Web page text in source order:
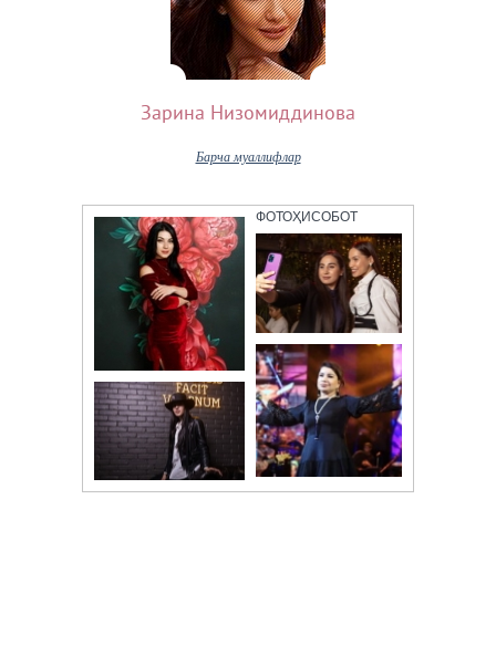
Зарина Низомиддинова
Барча муаллифлар
ФОТОҲИСОБОТ